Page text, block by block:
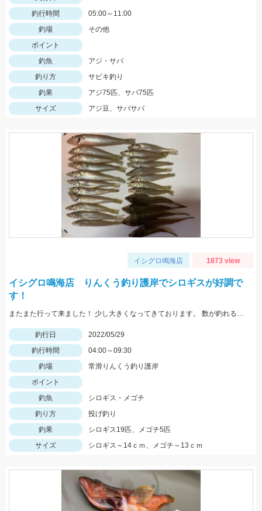
釣行時間
05:00～11:00
釣場
その他
ポイント
釣魚
アジ・サバ
釣り方
サビキ釣り
釣果
アジ75匹、サバ75匹
サイズ
アジ豆、サバサバ
イシグロ鳴海店 1873 view
イシグロ鳴海店 りんくう釣り護岸でシロギスが好調で
す！
またまた行って来ました！ 少し大きくなってきております。 数が釣れるので楽しいですよ！
釣行日
2022/05/29
釣行時間
04:00～09:30
釣場
常滑りんくう釣り護岸
ポイント
釣魚
シロギス・メゴチ
釣り方
投げ釣り
釣果
シロギス19匹、メゴチ5匹
サイズ
シロギス～14ｃｍ、メゴチ～13ｃｍ